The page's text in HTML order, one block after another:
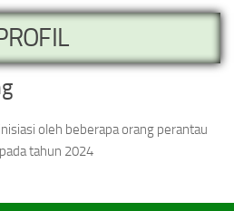
oleh beberapa orang perantau
tahun 2024